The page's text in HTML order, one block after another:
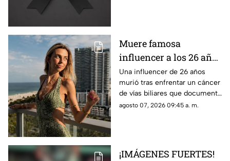
Muere famosa
influencer a los 26 años
tras luchar contra el
cáncer; esto sabemos
Una influencer de 26 años
murió tras enfrentar un cáncer
de vías biliares que documentó
en redes sociales; su familia
agosto 07, 2026 09:45 a. m.
¡IMÁGENES FUERTES!